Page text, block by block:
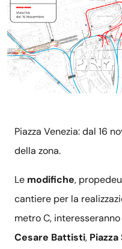
Piazza Venezia: dal 16
della zona.
Le modifiche,
cantiere per la
metro C, interesseranno
Cesare Battisti,